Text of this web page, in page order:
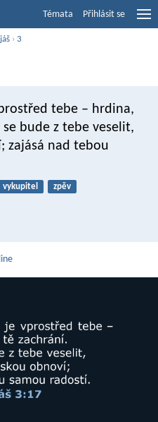
Témata Přihlásit se
›3
tebe – hrdina,
se bude z tebe veselit,
zajásá nad tebou
vykupitel zpěv